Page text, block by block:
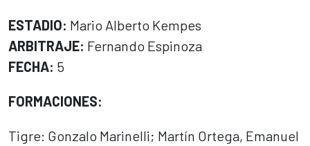
ESTADIO: Mario Alberto Kempes
ARBITRAJE: Fernando Espinoza
FECHA: 5
FORMACIONES:
Tigre: Gonzalo Marinelli; Martín Ortega, Emanuel